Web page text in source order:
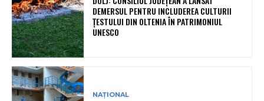
DEMERSUL PENTRU INCLUDEREA CULTURII
ȚESTULUI DIN OLTENIA ÎN PATRIMONIUL
UNESCO
NAȚIONAL